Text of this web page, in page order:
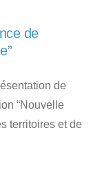
de
de
“Nouvelle
territoires et de